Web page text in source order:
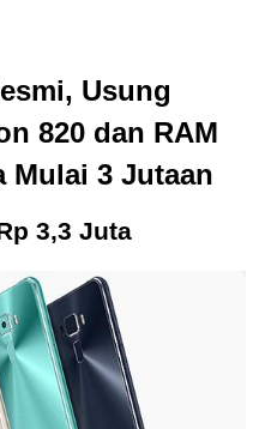
Usung
820 dan RAM
Mulai 3 Jutaan
3,3 Juta